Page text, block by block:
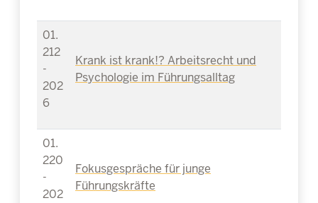
01.
212
-
202
6
Krank ist krank!? Arbeitsrecht und
Psychologie im Führungsalltag
01.
220
-
202
Fokusgespräche für junge
Führungskräfte